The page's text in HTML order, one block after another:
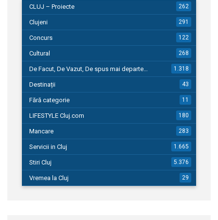
CLUJ – Proiecte 262
Clujeni 291
Concurs 122
Cultural 268
De Facut, De Vazut, De spus mai departe… 1.318
Destinații 43
Fără categorie 11
LIFESTYLE Cluj.com 180
Mancare 283
Servicii in Cluj 1.665
Stiri Cluj 5.376
Vremea la Cluj 29